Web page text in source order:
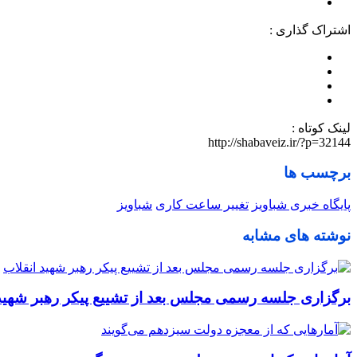
اشتراک گذاری :
لینک کوتاه :
http://shabaveiz.ir/?p=32144
برچسب ها
پایگاه خبری شباویز تغییر ساعت کاری شباویز
نوشته های مشابه
برگزاری جلسه رسمی مجلس بعد از تشییع پیکر رهبر